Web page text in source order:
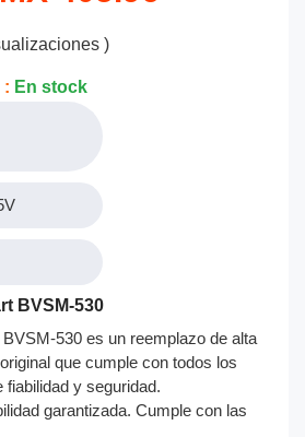
)
: En stock
BVSM-530
530 es un reemplazo de alta
que cumple con todos los
y seguridad.
garantizada. Cumple con las